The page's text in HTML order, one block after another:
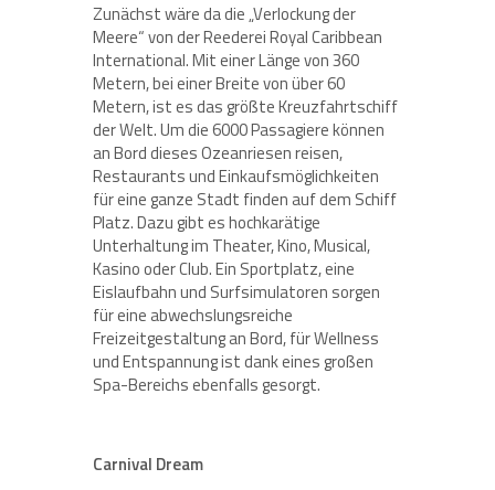
Zunächst wäre da die „Verlockung der
Meere“ von der Reederei Royal Caribbean
International. Mit einer Länge von 360
Metern, bei einer Breite von über 60
Metern, ist es das größte Kreuzfahrtschiff
der Welt. Um die 6000 Passagiere können
an Bord dieses Ozeanriesen reisen,
Restaurants und Einkaufsmöglichkeiten
für eine ganze Stadt finden auf dem Schiff
Platz. Dazu gibt es hochkarätige
Unterhaltung im Theater, Kino, Musical,
Kasino oder Club. Ein Sportplatz, eine
Eislaufbahn und Surfsimulatoren sorgen
für eine abwechslungsreiche
Freizeitgestaltung an Bord, für Wellness
und Entspannung ist dank eines großen
Spa-Bereichs ebenfalls gesorgt.
Carnival Dream